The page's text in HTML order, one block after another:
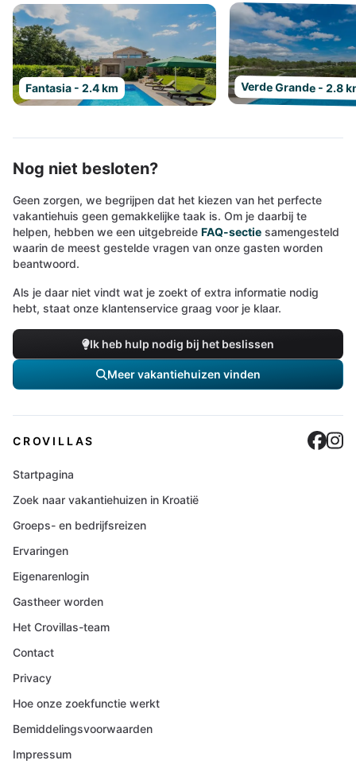
Fantasia - 2.4 km Verde Grande - 2.8
Nog niet besloten?
Geen zorgen, we begrijpen dat het kiezen van het perfecte
vakantiehuis geen gemakkelijke taak is. Om je daarbij te
helpen, hebben we een uitgebreide FAQ-sectie samengesteld
waarin de meest gestelde vragen van onze gasten worden
beantwoord.
Als je daar niet vindt wat je zoekt of extra informatie nodig
hebt, staat onze klantenservice graag voor je klaar.
Ik heb hulp nodig bij het beslissen
Meer vakantiehuizen vinden
CROVILLAS
Startpagina
Zoek naar vakantiehuizen in Kroatië
Groeps- en bedrijfsreizen
Ervaringen
Eigenarenlogin
Gastheer worden
Het Crovillas-team
Contact
Privacy
Hoe onze zoekfunctie werkt
Bemiddelingsvoorwaarden
Impressum